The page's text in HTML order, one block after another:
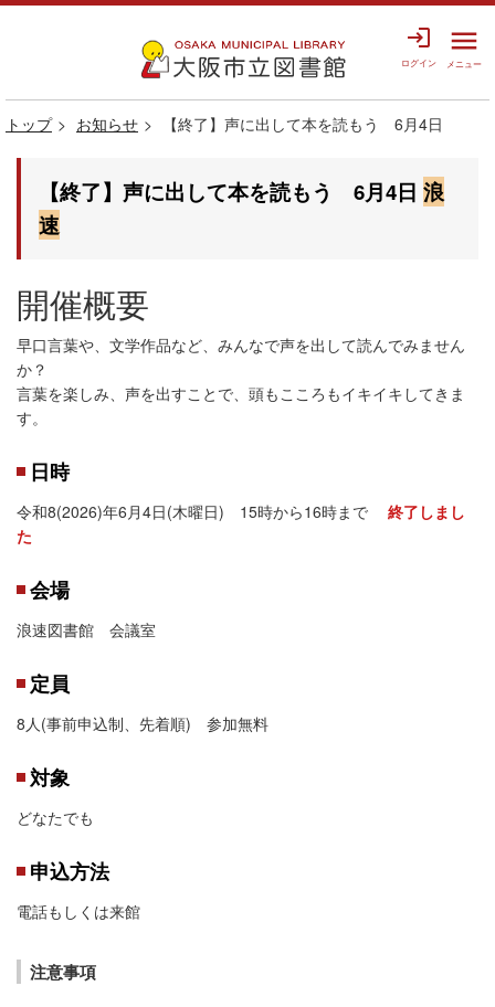
login
ログイン
menu
メニュー
トップ お知らせ 【終了】声に出して本を読もう 6月4日
【終了】声に出して本を読もう 6月4日 浪
速
開催概要
早口言葉や、文学作品など、みんなで声を出して読んでみません
か？
言葉を楽しみ、声を出すことで、頭もこころもイキイキしてきま
す。
日時
令和8(2026)年6月4日(木曜日) 15時から16時まで 終了しまし
た
会場
浪速図書館 会議室
定員
8人(事前申込制、先着順) 参加無料
対象
どなたでも
申込方法
電話もしくは来館
注意事項